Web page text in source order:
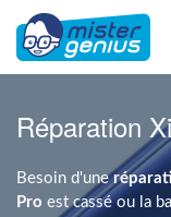
Magasins
Réparation
Besoin d'une
Pro est cassé ou la